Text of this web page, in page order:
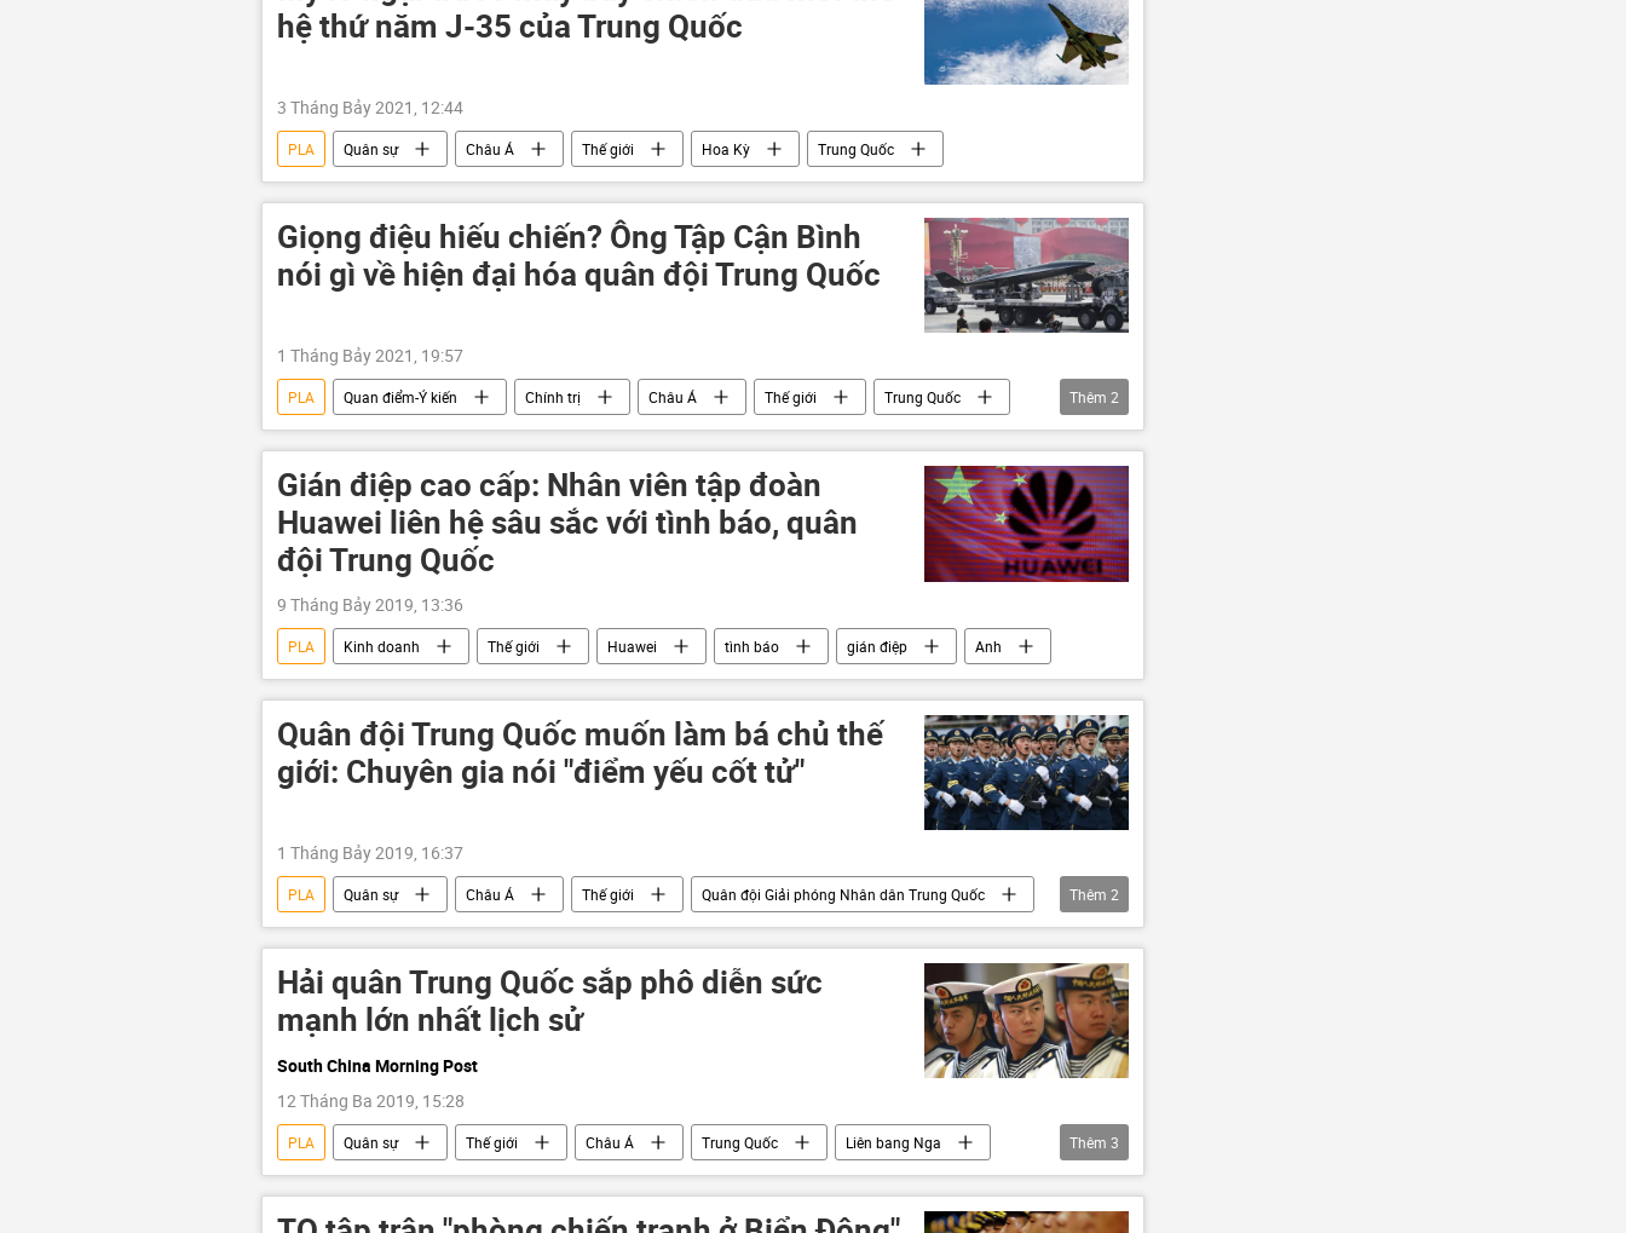
hệ thứ năm J-35 của Trung Quốc
3 Tháng Bảy 2021, 12:44
PLA Quân sự Châu Á Thế giới Hoa Kỳ Trung Quốc
Giọng điệu hiếu chiến? Ông Tập Cận Bình
nói gì về hiện đại hóa quân đội Trung Quốc
1 Tháng Bảy 2021, 19:57
PLA Quan điểm-Ý kiến Chính trị Châu Á Thế giới
Trung Quốc
Tập Cận Bình
Đảng Cộng sản Trung Quốc
Thêm 2
Gián điệp cao cấp: Nhân viên tập đoàn
Huawei liên hệ sâu sắc với tình báo, quân
đội Trung Quốc
9 Tháng Bảy 2019, 13:36
PLA Kinh doanh Thế giới Huawei tình báo gián điệp Anh
Quân đội Trung Quốc muốn làm bá chủ thế
giới: Chuyên gia nói "điểm yếu cốt tử"
1 Tháng Bảy 2019, 16:37
PLA Quân sự Châu Á Thế giới
Quân đội Giải phóng Nhân dân Trung Quốc
sức mạnh quân sự
Tập Cận Bình
Thêm 2
Hải quân Trung Quốc sắp phô diễn sức
mạnh lớn nhất lịch sử
South China Morning Post
12 Tháng Ba 2019, 15:28
PLA Quân sự Thế giới Châu Á Trung Quốc
Liên bang Nga
Bộ Quốc phòng Trung Quốc
tàu sân bay Liêu Ninh Type 001A
Thêm 3